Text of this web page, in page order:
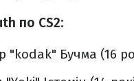
по СS2:
"kodak" Бучма (16